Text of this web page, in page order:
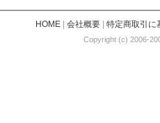
HOME| 会社概要| 特定商取引に
Copyright (c) 2006-